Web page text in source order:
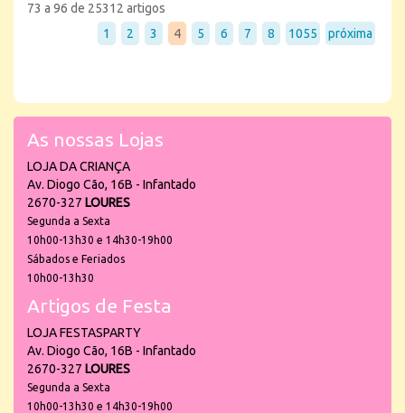
73 a 96 de 25312 artigos
1
2 3 4 5 6 7 8 1055 próxima
As nossas Lojas
LOJA DA CRIANÇA
Av. Diogo Cão, 16B - Infantado
2670-327 LOURES
Segunda a Sexta
10h00-13h30 e 14h30-19h00
Sábados e Feriados
10h00-13h30
Artigos de Festa
LOJA FESTASPARTY
Av. Diogo Cão, 16B - Infantado
2670-327 LOURES
Segunda a Sexta
10h00-13h30 e 14h30-19h00